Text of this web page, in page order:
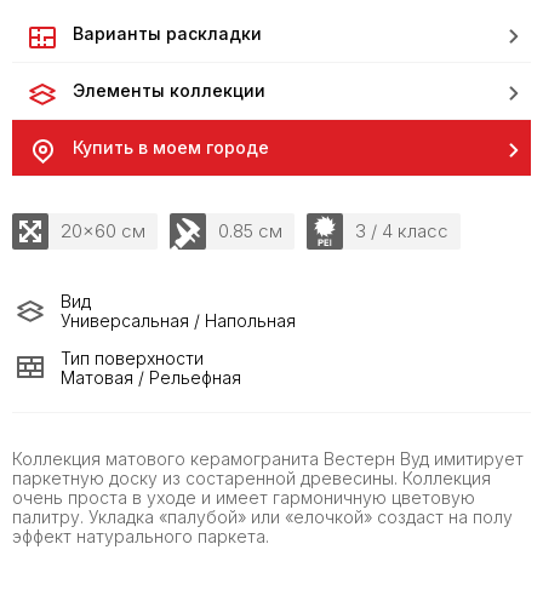
Коллекция матового керамогранита Вестерн Вуд имитирует
паркетную доску из состаренной древесины. Коллекция
очень проста в уходе и имеет гармоничную цветовую
палитру. Укладка «палубой» или «елочкой» создаст на полу
эффект натурального паркета.
Варианты раскладки
Элементы коллекции
Купить в моем городе
20x60 см 0.85 см 3 / 4 класс
Вид
Универсальная / Напольная
Тип поверхности
Матовая / Рельефная